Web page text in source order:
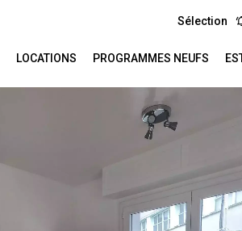
Sélection
LOCATIONS PROGRAMMES NEUFS